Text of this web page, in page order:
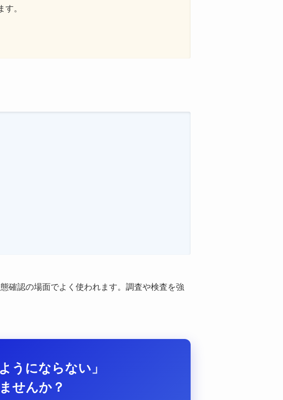
。
確認の場面でよく使われます。調査や検査を強
うにならない」
せんか？